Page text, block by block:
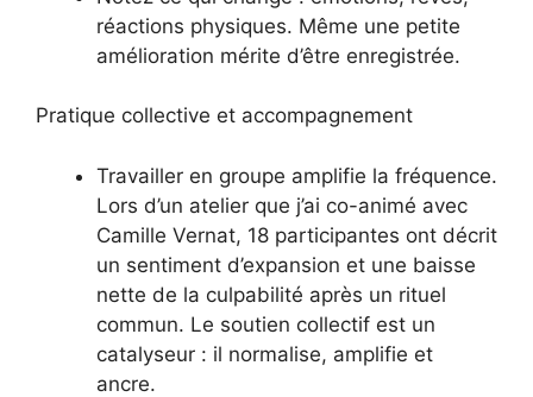
réactions physiques. Même une petite
amélioration mérite d’être enregistrée.
Pratique collective et accompagnement
Travailler en groupe amplifie la fréquence.
Lors d’un atelier que j’ai co-animé avec
Camille Vernat, 18 participantes ont décrit
un sentiment d’expansion et une baisse
nette de la culpabilité après un rituel
commun. Le soutien collectif est un
catalyseur : il normalise, amplifie et
ancre.